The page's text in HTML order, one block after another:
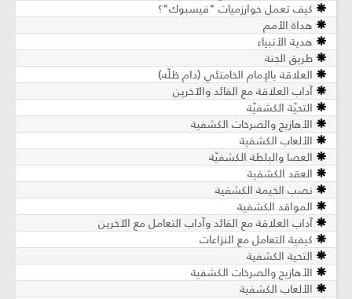
كيف تعمل خوارزميات "فيسبوك"؟
هداة الأمم
هدية الأنبياء
طريق الجنة
العلاقة بالإمام الخامنئي (دام ظلّه)
آداب العلاقة مع القائد والآخرين
التحيّة الكشفيّة
الأهازيج والصرخات الكشفية
الألعاب الكشفية
العصا والبلطة الكشفيّة
العقد الكشفية
نصب الخيمة الكشفية
المواقد الكشفية
آداب العلاقة مع القائد وآداب التعامل مع الآخرين
كيفية التعامل مع النزاعات
التحية الكشفية
الأهازيج والصرخات الكشفية
الألعاب الكشفية